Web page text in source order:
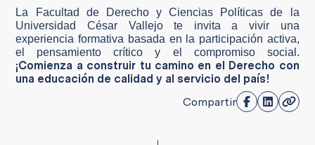
La Facultad de Derecho y Ciencias Políticas de la
Universidad César Vallejo te invita a vivir una
experiencia formativa basada en la participación activa,
el pensamiento crítico y el compromiso social.
¡Comienza a construir tu camino en el Derecho con
una educación de calidad y al servicio del país!
Compartir